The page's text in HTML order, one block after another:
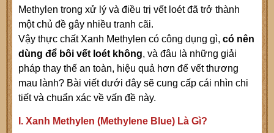
Methylen trong xử lý và điều trị vết loét đã trở thành
một chủ đề gây nhiều tranh cãi.
Vậy thực chất Xanh Methylen có công dụng gì, có nên
dùng để bôi vết loét không, và đâu là những giải
pháp thay thế an toàn, hiệu quả hơn để vết thương
mau lành? Bài viết dưới đây sẽ cung cấp cái nhìn chi
tiết và chuẩn xác về vấn đề này.
I. Xanh Methylen (Methylene Blue) Là Gì?